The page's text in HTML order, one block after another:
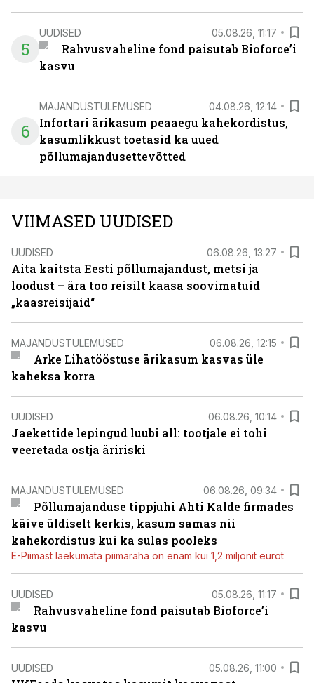
5
UUDISED 05.08.26, 11:17
Rahvusvaheline fond paisutab Bioforce’i
kasvu
6
MAJANDUSTULEMUSED 04.08.26, 12:14
Infortari ärikasum peaaegu kahekordistus,
kasumlikkust toetasid ka uued
põllumajandusettevõtted
VIIMASED UUDISED
UUDISED 06.08.26, 13:27
Aita kaitsta Eesti põllumajandust, metsi ja
loodust – ära too reisilt kaasa soovimatuid
„kaasreisijaid“
MAJANDUSTULEMUSED 06.08.26, 12:15
Arke Lihatööstuse ärikasum kasvas üle
kaheksa korra
UUDISED 06.08.26, 10:14
Jaekettide lepingud luubi all: tootjale ei tohi
veeretada ostja äririski
MAJANDUSTULEMUSED 06.08.26, 09:34
Põllumajanduse tippjuhi Ahti Kalde firmades
käive üldiselt kerkis, kasum samas nii
kahekordistus kui ka sulas pooleks
E-Piimast laekumata piimaraha on enam kui 1,2 miljonit eurot
UUDISED 05.08.26, 11:17
Rahvusvaheline fond paisutab Bioforce’i
kasvu
UUDISED 05.08.26, 11:00